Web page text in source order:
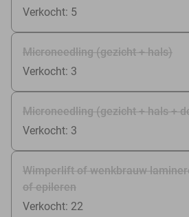
Verkocht: 5
Microneedling (gezicht + hals)
Verkocht: 3
Microneedling (gezicht + hals +
Verkocht: 3
Wimperlift of wenkbrauw
of epileren
Verkocht: 22